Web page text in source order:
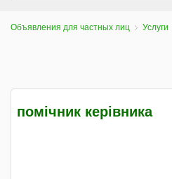
Объявления для частных лиц Услуги
помічник керівника